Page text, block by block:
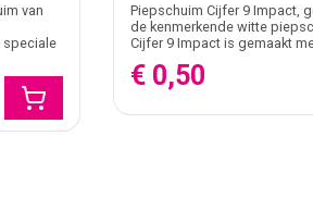
van
speciale
Piepschuim Cijfer 9 Impact,
de kenmerkende witte
Cijfer 9 Impact is gemaakt
€ 0,50